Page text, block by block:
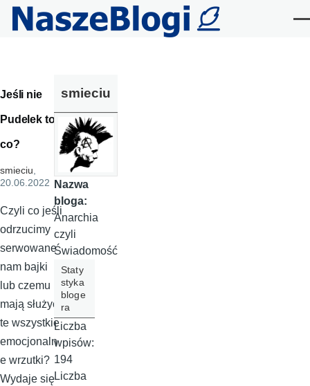
Przejdź do treści
Jeśli nie
Pudelek to
co?
smieciu,
20.06.2022
Czyli co jeśli
odrzucimy
serwowane
nam bajki
lub czemu
mają służyć
te wszystkie
emocjonaln
e wrzutki?
Wydaje się
smieciu
Nazwa
bloga:
Anarchia
czyli
Świadomość
Staty
styka
bloge
ra
Liczba
wpisów:
194
Liczba